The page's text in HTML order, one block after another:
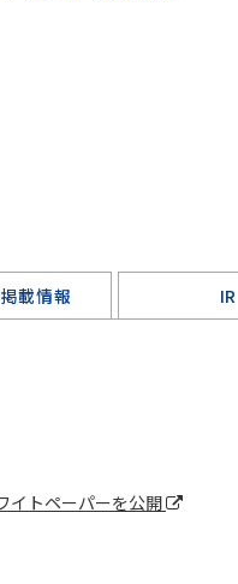
イトペーパーを公開
載情報 IR